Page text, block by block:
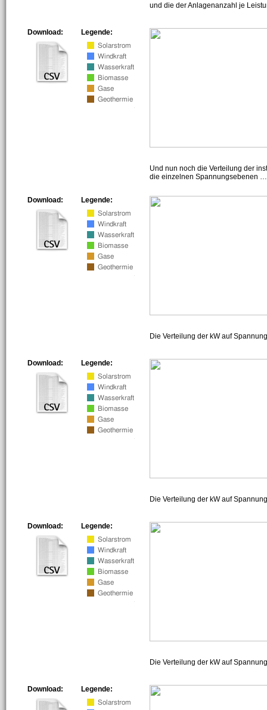
und die der Anlagenanzahl je
Legende:
Download:
Und nun noch die Verteilung der
die einzelnen Spannungsebenen
Legende:
Download:
Die Verteilung der kW auf
Legende:
Download:
Die Verteilung der kW auf
Legende:
Download:
Die Verteilung der kW auf
Legende:
Download: